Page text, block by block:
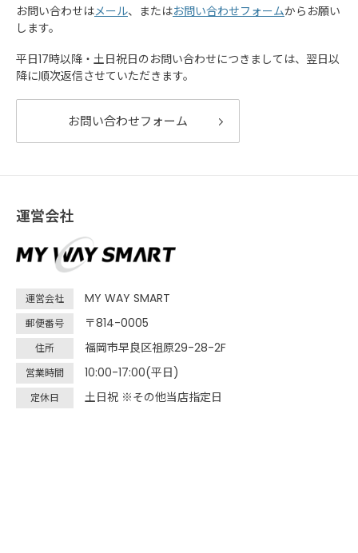
お問い合わせはメール、またはお問い合わせフォームからお願い
します。
平日17時以降・土日祝日のお問い合わせにつきましては、翌日以
降に順次返信させていただきます。
お問い合わせフォーム
運営会社
運営会社 MY WAY SMART
郵便番号 〒814-0005
住所 福岡市早良区祖原29-28-2F
営業時間 10:00-17:00(平日)
定休日 土日祝 ※その他当店指定日